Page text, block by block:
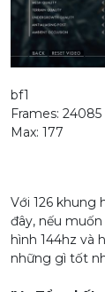
bf1
Frames:
Max: 177
Với 126 khung
đây, nếu
hình 144hz và
những gì tốt